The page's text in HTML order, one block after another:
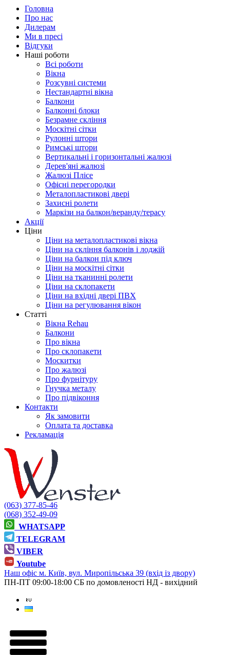
Головна
Про нас
Дилерам
Ми в пресі
Відгуки
Наші роботи
Всі роботи
Вікна
Розсувні системи
Нестандартні вікна
Балкони
Балконні блоки
Безрамне скління
Москітні сітки
Рулонні штори
Римські штори
Вертикальні і горизонтальні жалюзі
Дерев'яні жалюзі
Жалюзі Плісе
Офісні перегородки
Металопластикові двері
Захисні ролети
Маркізи на балкон/веранду/терасу
Акції
Ціни
Ціни на металопластикові вікна
Ціни на скління балконів і лоджій
Ціни на балкон під ключ
Ціни на москітні сітки
Ціни на тканинні ролети
Ціни на склопакети
Ціни на вхідні двері ПВХ
Ціни на регулювання вікон
Cтатті
Вікна Rehau
Балкони
Про вікна
Про склопакети
Москитки
Про жалюзі
Про фурнітуру
Гнучка металу
Про підвіконня
Контакти
Як замовити
Оплата та доставка
Рекламація
(063) 377-85-46
(068) 352-49-09
WHATSAPP
TELEGRAM
VIBER
Youtube
Наш офіс м. Київ, вул. Миропільська 39 (вхід із двору)
ПН-ПТ 09:00-18:00 СБ по домовленості НД - вихідний